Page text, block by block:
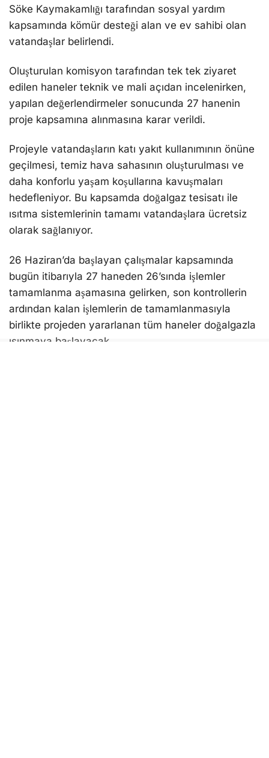
Söke Kaymakamlığı tarafından sosyal yardım
kapsamında kömür desteği alan ve ev sahibi olan
vatandaşlar belirlendi.
Oluşturulan komisyon tarafından tek tek ziyaret
edilen haneler teknik ve mali açıdan incelenirken,
yapılan değerlendirmeler sonucunda 27 hanenin
proje kapsamına alınmasına karar verildi.
Projeyle vatandaşların katı yakıt kullanımının önüne
geçilmesi, temiz hava sahasının oluşturulması ve
daha konforlu yaşam koşullarına kavuşmaları
hedefleniyor. Bu kapsamda doğalgaz tesisatı ile
ısıtma sistemlerinin tamamı vatandaşlara ücretsiz
olarak sağlanıyor.
26 Haziran’da başlayan çalışmalar kapsamında
bugün itibarıyla 27 haneden 26’sında işlemler
tamamlanma aşamasına gelirken, son kontrollerin
ardından kalan işlemlerin de tamamlanmasıyla
birlikte projeden yararlanan tüm haneler doğalgazla
ısınmaya başlayacak.